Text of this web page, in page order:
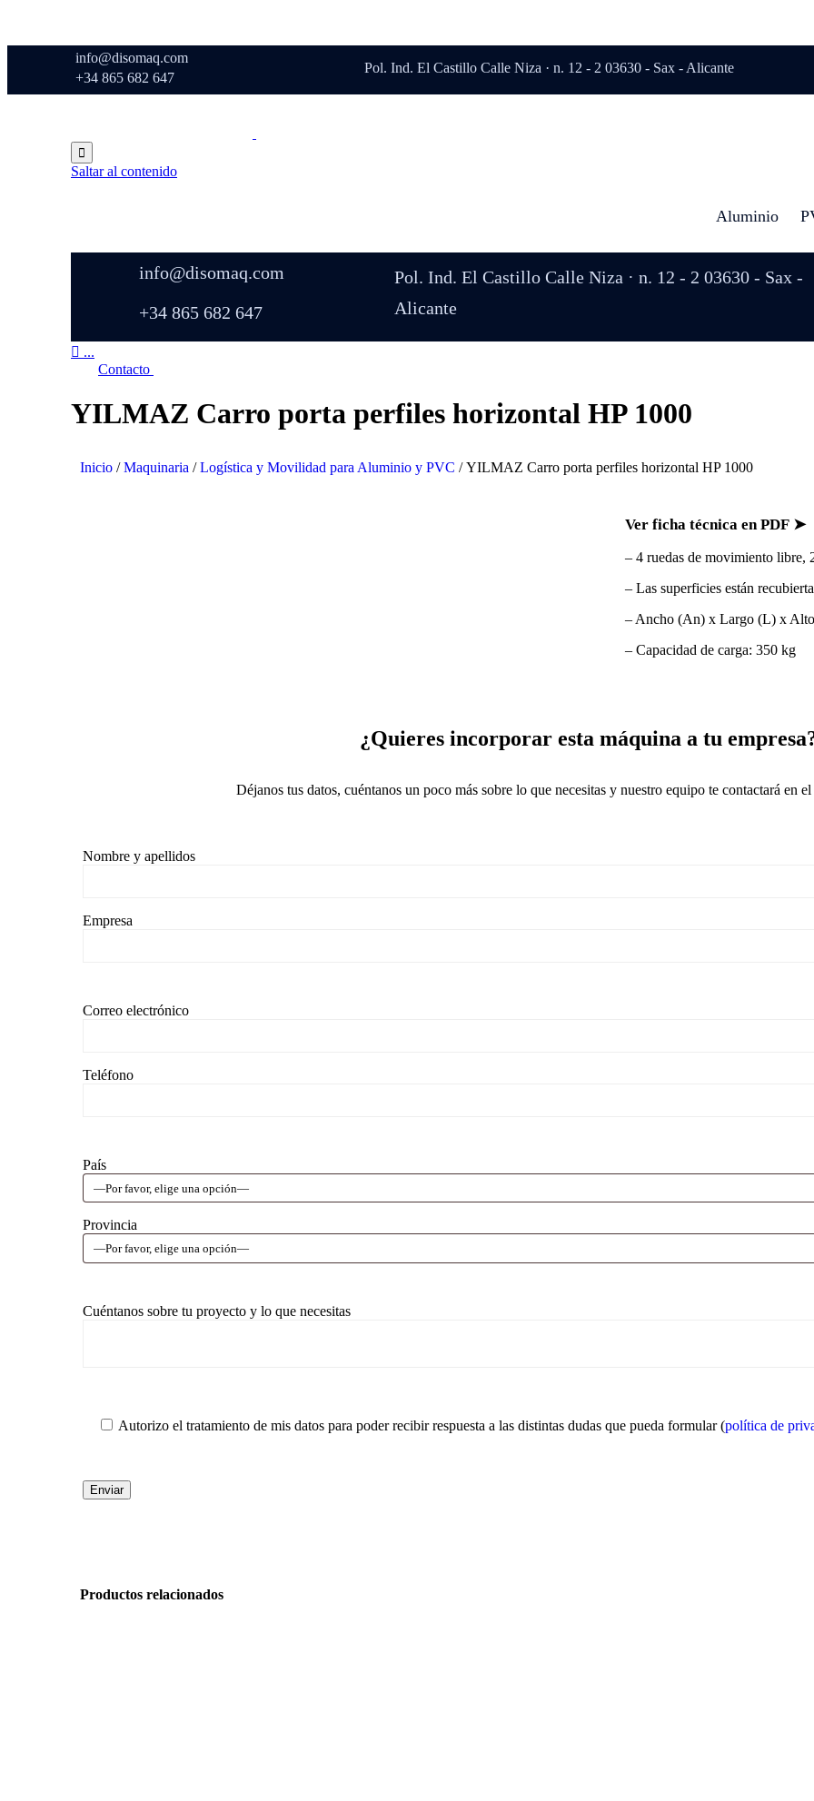
info@disomaq.com
+34 865 682 647
Pol. Ind. El Castillo Calle Niza · n. 12 - 2 03630 - Sax - Alicante

Saltar al contenido
Aluminio
info@disomaq.com
+34 865 682 647
Pol. Ind. El Castillo Calle Niza · n. 12 - 2 03630 - Sax -
Alicante
 ...
Contacto
YILMAZ Carro porta perfiles horizontal HP 1000
Inicio /Maquinaria /Logística y Movilidad para Aluminio y PVC / YILMAZ Carro porta perfiles horizontal HP 1000
Ver ficha técnica en PDF ➤
– 4 ruedas de movimiento libre,
– Las superficies están
– Ancho (An) x Largo (L) x
– Capacidad de carga: 350 kg
¿Quieres incorporar esta máquina a tu
Déjanos tus datos, cuéntanos un poco más sobre lo que necesitas y nuestro equipo te contactará en
Nombre y apellidos
Empresa
Correo electrónico
Teléfono
País
Provincia
Cuéntanos sobre tu proyecto y lo que necesitas
Autorizo el tratamiento de mis datos para poder recibir respuesta a las distintas dudas que pueda formular (política de
Productos relacionados